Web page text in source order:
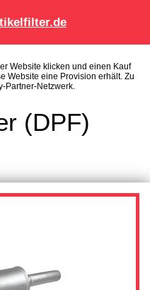
Website klicken und einen Kauf
Website eine Provision erhält. Zu
Partner-Netzwerk.
(DPF)